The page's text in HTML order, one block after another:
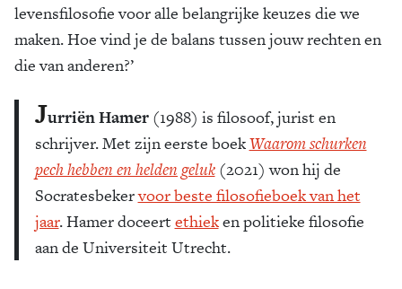
levensfilosofie voor alle belangrijke keuzes die we
maken. Hoe vind je de balans tussen jouw rechten en
die van anderen?’
Jurriën Hamer(1988) is filosoof, jurist en
schrijver. Met zijn eerste boekWaarom schurken
pech hebben en helden geluk(2021) won hij de
Socratesbekervoor beste filosofieboek van het
jaar. Hamer doceert ethieken politieke filosofie
aan de Universiteit Utrecht.